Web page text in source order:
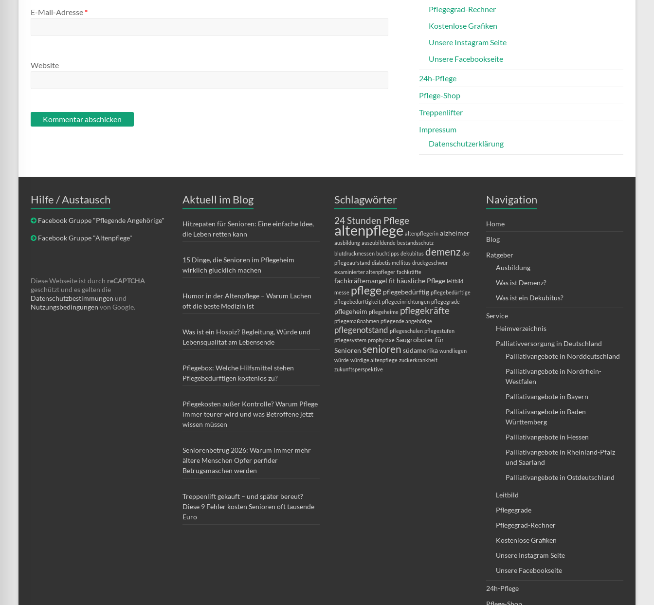
E-Mail-Adresse *
Website
Pflegegrad-Rechner
Kostenlose Grafiken
Unsere Instagram Seite
Unsere Facebookseite
24h-Pflege
Pflege-Shop
Treppenlifter
Impressum
Datenschutzerklärung
Hilfe / Austausch
Facebook Gruppe "Pflegende Angehörige"
Facebook Gruppe "Altenpflege"
Diese Webseite ist durch reCAPTCHA
geschützt und es gelten die
Datenschutzbestimmungen und
Nutzungsbedingungen von Google.
Aktuell im Blog
Hitzepaten für Senioren: Eine einfache Idee,
die Leben retten kann
15 Dinge, die Senioren im Pflegeheim
wirklich glücklich machen
Humor in der Altenpflege – Warum Lachen
oft die beste Medizin ist
Was ist ein Hospiz? Begleitung, Würde und
Lebensqualität am Lebensende
Pflegebox: Welche Hilfsmittel stehen
Pflegebedürftigen kostenlos zu?
Pflegekosten außer Kontrolle? Warum Pflege
immer teurer wird und was Betroffene jetzt
wissen müssen
Seniorenbetrug 2026: Warum immer mehr
ältere Menschen Opfer perfider
Betrugsmaschen werden
Treppenlift gekauft – und später bereut?
Diese 9 Fehler kosten Senioren oft tausende
Euro
Schlagwörter
24 Stunden Pflege
altenpflege altenpflegerin alzheimer
ausbildung auszubildende bestandsschutz
blutdruckmessen buchtipps dekubitus demenz der
pflegeaufstand diabetis mellitus druckgeschwür
examinierter altenpfleger fachkräfte
fachkräftemangel fit häusliche Pflege leitbild
messe pflege pflegebedürftig pflegebedürftige
pflegebedürftigkeit pflegeeinrichtungen pflegegrade
pflegeheim pflegeheime pflegekräfte
pflegemaßnahmen pflegende angehörige
pflegenotstand pflegeschulen pflegestufen
pflegesystem prophylaxe Saugroboter für
Senioren senioren südamerika wundliegen
würde würdige altenpflege zuckerkrankheit
zukunftsperspektive
Navigation
Home
Blog
Ratgeber
Ausbildung
Was ist Demenz?
Was ist ein Dekubitus?
Service
Heimverzeichnis
Palliativversorgung in Deutschland
Palliativangebote in Norddeutschland
Palliativangebote in Nordrhein-
Westfalen
Palliativangebote in Bayern
Palliativangebote in Baden-
Württemberg
Palliativangebote in Hessen
Palliativangebote in Rheinland-Pfalz
und Saarland
Palliativangebote in Ostdeutschland
Leitbild
Pflegegrade
Pflegegrad-Rechner
Kostenlose Grafiken
Unsere Instagram Seite
Unsere Facebookseite
24h-Pflege